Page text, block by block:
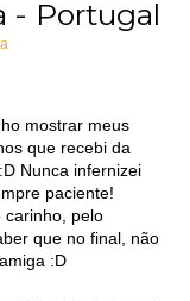
- Portugal
mostrar meus
que recebi da
Nunca infernizei
paciente!
carinho, pelo
que no final, não
:D